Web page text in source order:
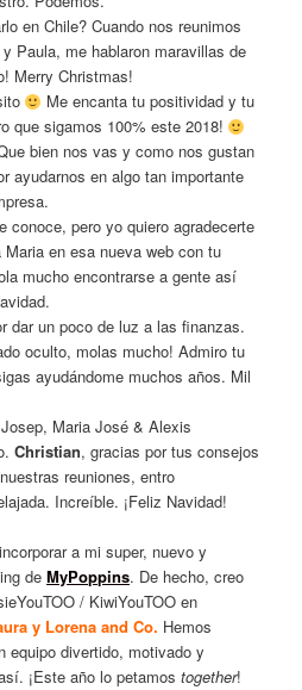
en Chile? Cuando nos reunimos
Paula, me hablaron maravillas de
Merry Christmas!
Me encanta tu positividad y tu
que sigamos 100% este 2018!
bien nos vas y como nos gustan
ayudarnos en algo tan importante
conoce, pero yo quiero agradecerte
en esa nueva web con tu
mucho encontrarse a gente así
dar un poco de luz a las finanzas.
oculto, molas mucho! Admiro tu
ayudándome muchos años. Mil
Maria José & Alexis
Christian, gracias por tus consejos
reuniones, entro
Increíble. ¡Feliz Navidad!
a mi super, nuevo y
deMyPoppins. De hecho, creo
/ KiwiYouTOO en
y Lorena and Co. Hemos
equipo divertido, motivado y
¡Este año lo petamostogether!